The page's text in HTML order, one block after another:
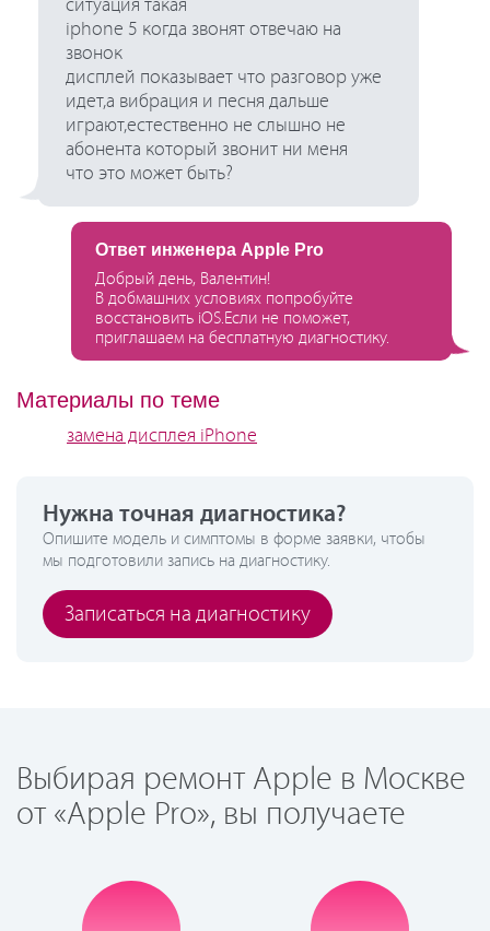
ситуация такая
iphone 5 когда звонят отвечаю на
звонок
дисплей показывает что разговор уже
идет,а вибрация и песня дальше
играют,естественно не слышно не
абонента который звонит ни меня
что это может быть?
Ответ инженера Apple Pro
Добрый день, Валентин!
В добмашних условиях попробуйте
восстановить iOS.Если не поможет,
приглашаем на бесплатную диагностику.
Материалы по теме
замена дисплея iPhone
Нужна точная диагностика?
Опишите модель и симптомы в форме заявки, чтобы
мы подготовили запись на диагностику.
Записаться на диагностику
Выбирая ремонт Apple в Москве
от «Apple Pro», вы получаете